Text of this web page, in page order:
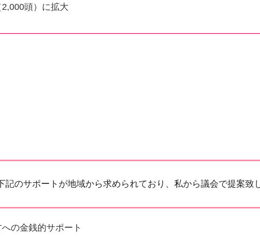
頭）に拡大
のサポートが地域から求められており、私から議会で提案致
の金銭的サポート